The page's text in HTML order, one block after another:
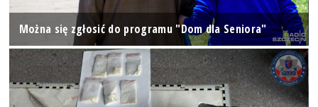
Można się zgłosić do programu "Dom dla Seniora"